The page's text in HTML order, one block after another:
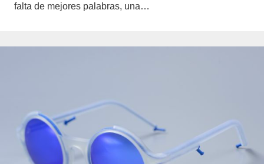
falta de mejores palabras, una…